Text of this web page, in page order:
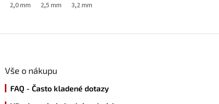
2,0 mm 2,5 mm 3,2 mm
Vše o nákupu
FAQ - Často kladené dotazy